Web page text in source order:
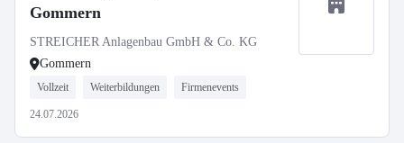
Gommern
STREICHER Anlagenbau GmbH & Co. KG
Gommern
Vollzeit Weiterbildungen Firmenevents
24.07.2026